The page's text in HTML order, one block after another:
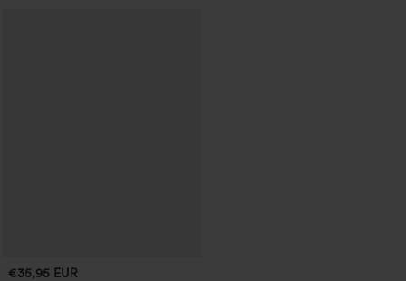
€35,95 EUR